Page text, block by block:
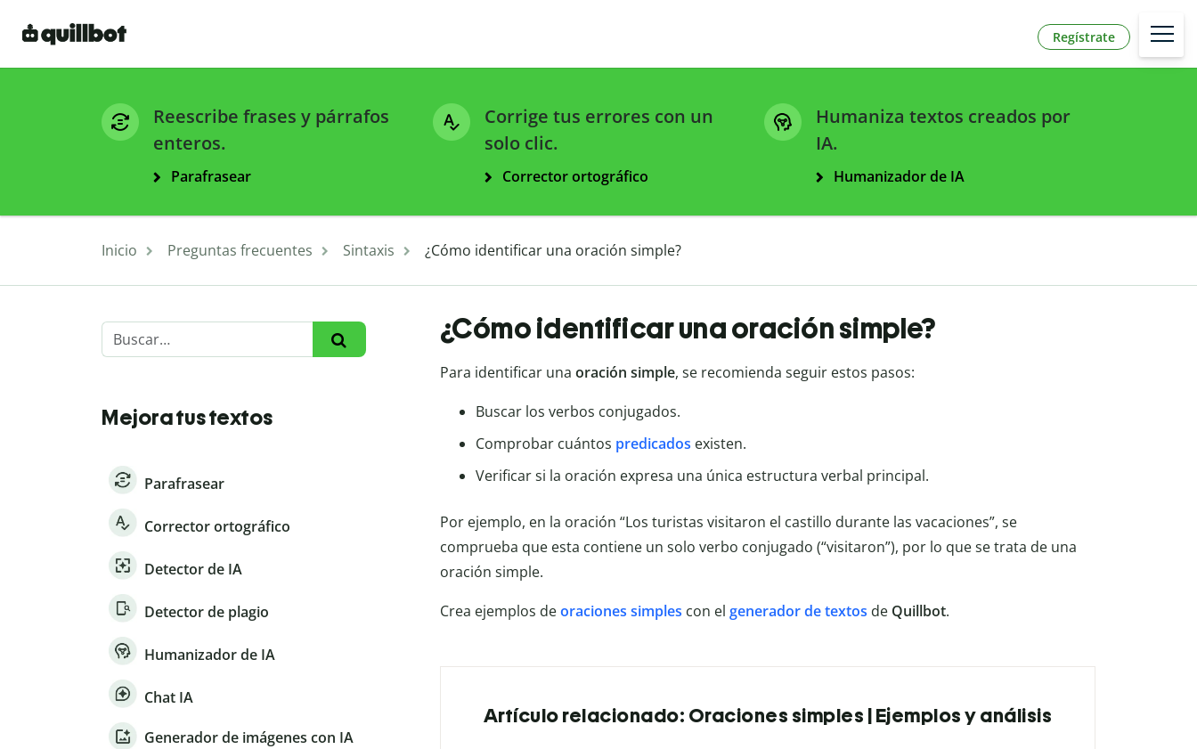
Regístrate
Reescribe frases y párrafos
enteros.
Parafrasear
Corrige tus errores con un
solo clic.
Corrector ortográfico
Humaniza textos creados por
IA.
Humanizador de IA
Inicio Preguntas frecuentes Sintaxis ¿Cómo identificar una oración simple?
Mejora tus textos
Parafrasear
Corrector ortográfico
Detector de IA
Detector de plagio
Humanizador de IA
Chat IA
Generador de imágenes con IA
¿Cómo identificar una oración simple?
Para identificar una oración simple, se recomienda seguir estos pasos:
Buscar los verbos conjugados.
Comprobar cuántos predicados existen.
Verificar si la oración expresa una única estructura verbal principal.
Por ejemplo, en la oración “Los turistas visitaron el castillo durante las vacaciones”, se
comprueba que esta contiene un solo verbo conjugado (“visitaron”), por lo que se trata de una
oración simple.
Crea ejemplos deoraciones simples con el generador de textos de Quillbot.
Artículo relacionado: Oraciones simples | Ejemplos y análisis